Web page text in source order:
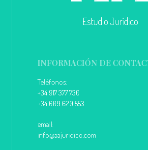
Estudio Jurídico
INFORMACIÓN DE
Teléfonos:
+34 917 377 730
+34 609 620 553
email:
info@aajuridico.com